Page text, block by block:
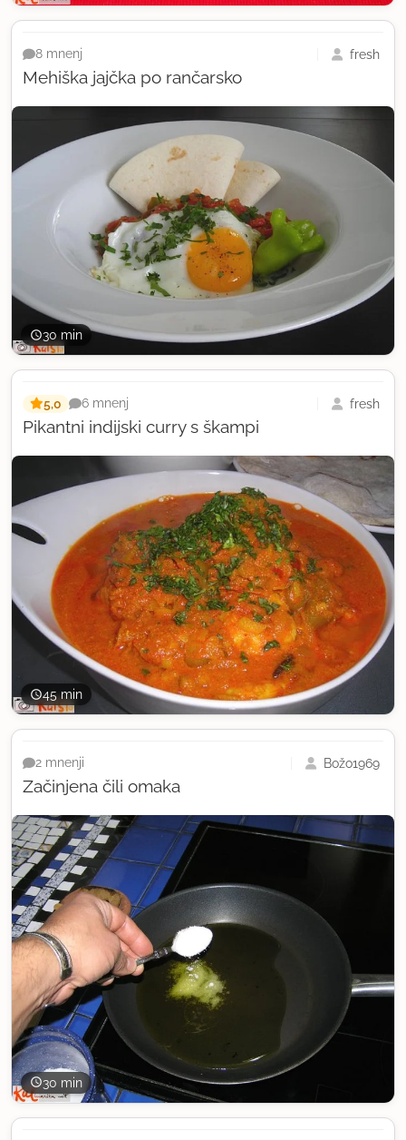
30 min
Mehiška jajčka po rančarsko
8 mnenj fresh
45 min
Pikantni indijski curry s škampi
5,0 6 mnenj fresh
30 min
Začinjena čili omaka
2 mnenji Božo1969